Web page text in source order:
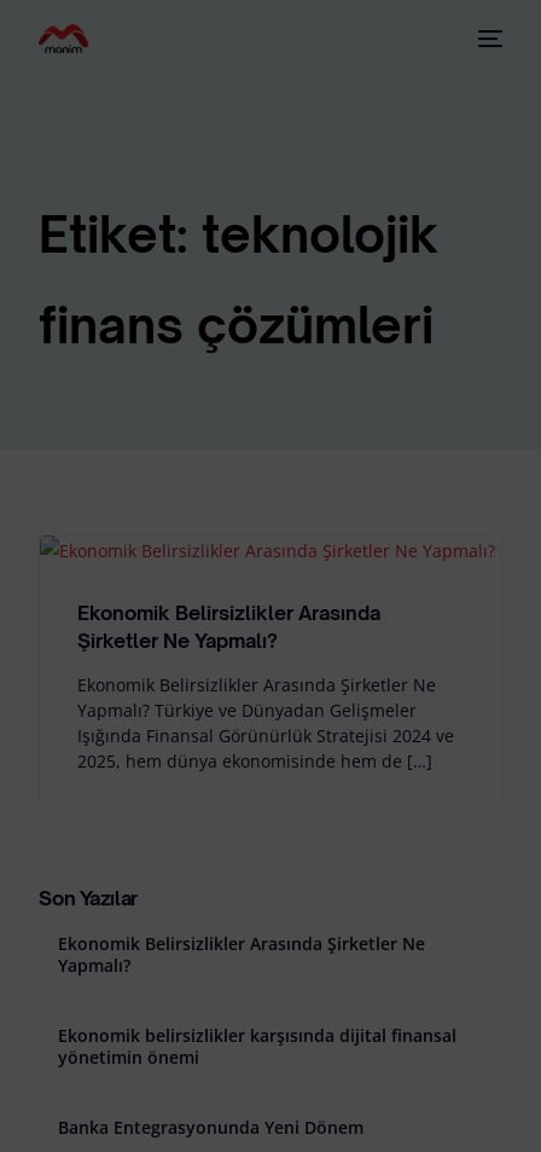
Etiket: teknolojik
finans çözümleri
Ekonomik Belirsizlikler Arasında
Şirketler Ne Yapmalı?
Ekonomik Belirsizlikler Arasında Şirketler Ne
Yapmalı? Türkiye ve Dünyadan Gelişmeler
Işığında Finansal Görünürlük Stratejisi 2024 ve
2025, hem dünya ekonomisinde hem de […]
Son Yazılar
Ekonomik Belirsizlikler Arasında Şirketler Ne
Yapmalı?
Ekonomik belirsizlikler karşısında dijital finansal
yönetimin önemi
Banka Entegrasyonunda Yeni Dönem